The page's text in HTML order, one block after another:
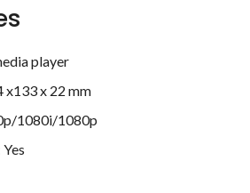
player
x133 x 22 mm
1080i/1080p